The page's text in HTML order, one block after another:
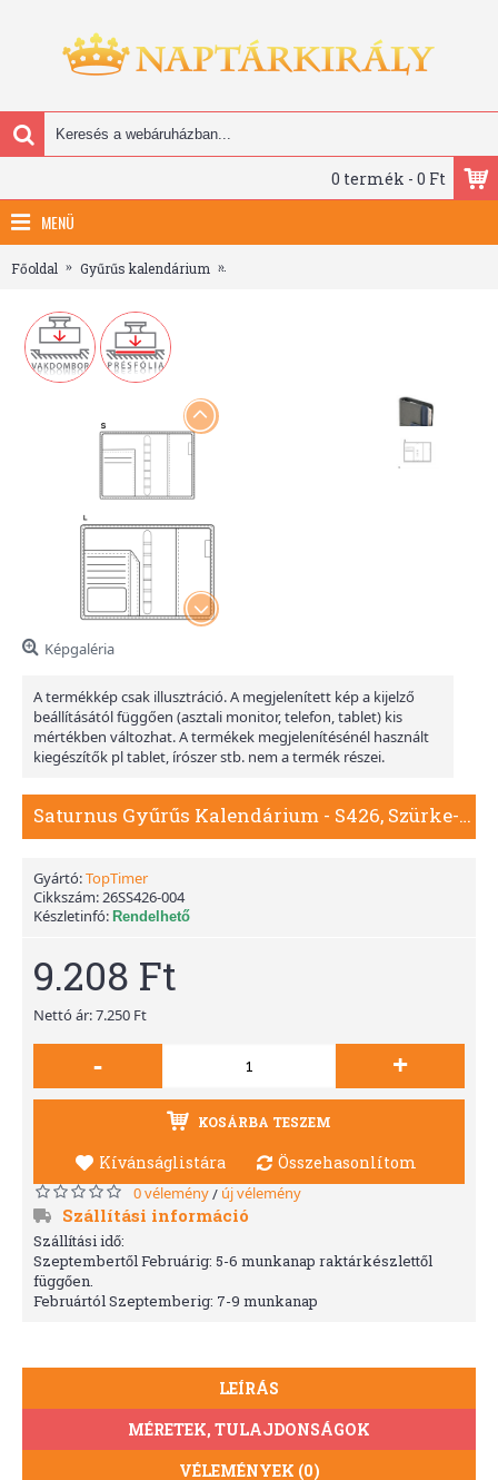
0 termék - 0 Ft
MENÜ
Főoldal Gyűrűs kalendárium
Képgaléria
A termékkép csak illusztráció. A megjelenített kép a kijelző
beállításától függően (asztali monitor, telefon, tablet) kis
mértékben változhat. A termékek megjelenítésénél használt
kiegészítők pl tablet, írószer stb. nem a termék részei.
Saturnus Gyűrűs Kalendárium - S426, Szürke-Kék
Gyártó:TopTimer
Cikkszám:26SS426-004
Készletinfó: Rendelhető
9.208 Ft
Nettó ár: 7.250 Ft
- +
KOSÁRBA TESZEM
Kívánságlistára Összehasonlítom
0 vélemény/ új vélemény
Szállítási információ
Szállítási idő:
Szeptembertől Februárig: 5-6 munkanap raktárkészlettől
függően.
Februártól Szeptemberig: 7-9 munkanap
LEÍRÁS
MÉRETEK, TULAJDONSÁGOK
VÉLEMÉNYEK (0)